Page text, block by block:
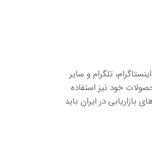
تلگرام و سایر
خود نیز استفاده
در ایران باید